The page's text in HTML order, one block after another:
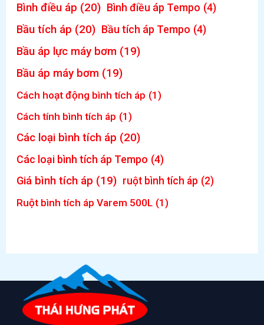
Bình điều áp (20) Bình điều áp Tempo (4)
Bầu tích áp (20) Bầu tích áp Tempo (4)
Bầu áp lực máy bơm (19)
Bầu áp máy bơm (19)
Cách hoạt động bình tích áp (1)
Cách tính bình tích áp (1)
Các loại bình tích áp (20)
Các loại bình tích áp Tempo (4)
Giá bình tích áp (19) ruột bình tích áp (2)
Ruột bình tích áp Varem 500L (1)